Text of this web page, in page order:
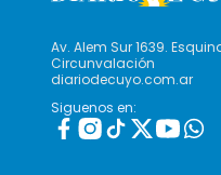
Av. Alem Sur 1639.
Circunvalación
diariodecuyo.com.ar
Siguenos en: